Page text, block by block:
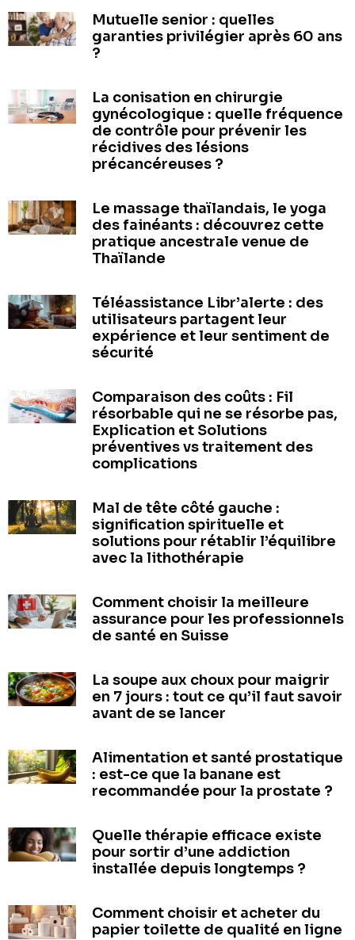
Mutuelle senior : quelles
garanties privilégier après 60 ans
?
La conisation en chirurgie
gynécologique : quelle fréquence
de contrôle pour prévenir les
récidives des lésions
précancéreuses ?
Le massage thaïlandais, le yoga
des fainéants : découvrez cette
pratique ancestrale venue de
Thaïlande
Téléassistance Libr’alerte : des
utilisateurs partagent leur
expérience et leur sentiment de
sécurité
Comparaison des coûts : Fil
résorbable qui ne se résorbe pas,
Explication et Solutions
préventives vs traitement des
complications
Mal de tête côté gauche :
signification spirituelle et
solutions pour rétablir l’équilibre
avec la lithothérapie
Comment choisir la meilleure
assurance pour les professionnels
de santé en Suisse
La soupe aux choux pour maigrir
en 7 jours : tout ce qu’il faut savoir
avant de se lancer
Alimentation et santé prostatique
: est-ce que la banane est
recommandée pour la prostate ?
Quelle thérapie efficace existe
pour sortir d’une addiction
installée depuis longtemps ?
Comment choisir et acheter du
papier toilette de qualité en ligne